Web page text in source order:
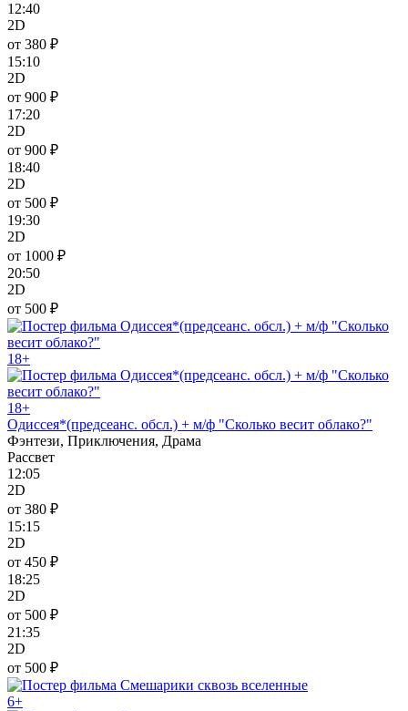
12:40
2D
от 380 ₽
15:10
2D
от 900 ₽
17:20
2D
от 900 ₽
18:40
2D
от 500 ₽
19:30
2D
от 1000 ₽
20:50
2D
от 500 ₽
18+
18+
Одиссея*(предсеанс. обсл.) + м/ф "Сколько весит облако?"
Фэнтези, Приключения, Драма
Рассвет
12:05
2D
от 380 ₽
15:15
2D
от 450 ₽
18:25
2D
от 500 ₽
21:35
2D
от 500 ₽
6+